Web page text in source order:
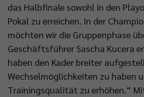
das Halbfinale sowohl in den
Pokal zu erreichen. In der
möchten wir die Gruppenphase
Geschäftsführer Sascha Kucera
haben den Kader breiter
Wechselmöglichkeiten zu haben
Trainingsqualität zu erhöhen.“